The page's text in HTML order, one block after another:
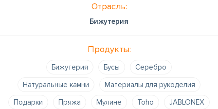
Отрасль:
Бижутерия
Продукты:
Бижутерия Бусы
Серебро
Натуральные камни
Материалы для рукоделия
Подарки
Пряжа Мулине Toho
JABLONEX